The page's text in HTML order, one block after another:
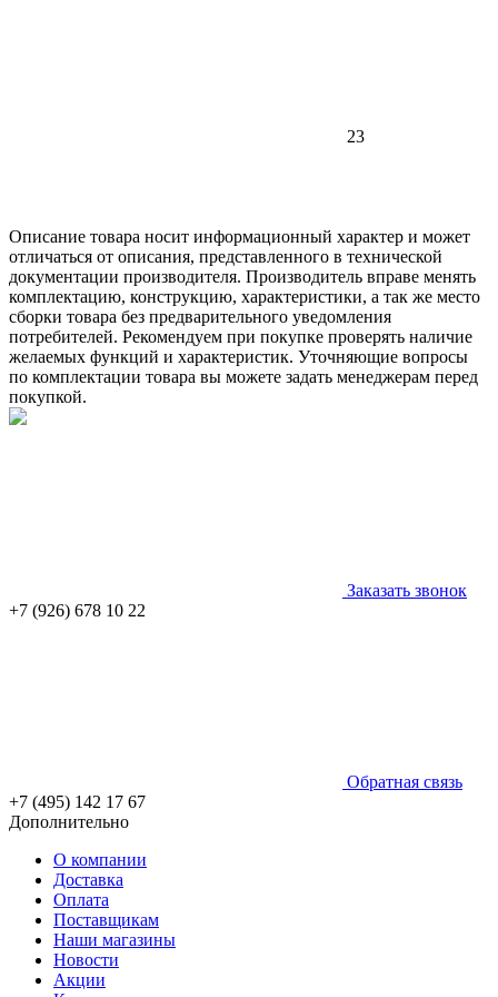
23
Описание товара носит информационный характер и может
отличаться от описания, представленного в технической
документации производителя. Производитель вправе менять
комплектацию, конструкцию, характеристики, а так же место
сборки товара без предварительного уведомления
потребителей. Рекомендуем при покупке проверять наличие
желаемых функций и характеристик. Уточняющие вопросы
по комплектации товара вы можете задать менеджерам перед
покупкой.
Заказать звонок
+7 (926) 678 10 22
Обратная связь
+7 (495) 142 17 67
Дополнительно
О компании
Доставка
Оплата
Поставщикам
Наши магазины
Новости
Акции